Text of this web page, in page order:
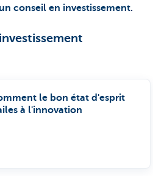
conseil en investissement.
le bon état d'esprit
à l'innovation